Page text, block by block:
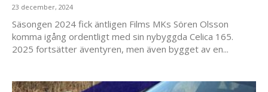
23 december, 2024
Säsongen 2024 fick äntligen Films MKs Sören Olsson
komma igång ordentligt med sin nybyggda Celica 165.
2025 fortsätter äventyren, men även bygget av en...